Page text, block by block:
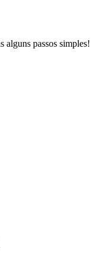
alguns passos simples!